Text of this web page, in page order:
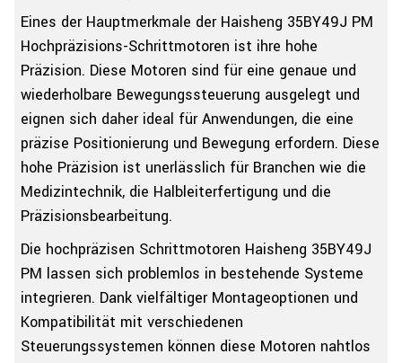
Eines der Hauptmerkmale der Haisheng 35BY49J PM
Hochpräzisions-Schrittmotoren ist ihre hohe
Präzision. Diese Motoren sind für eine genaue und
wiederholbare Bewegungssteuerung ausgelegt und
eignen sich daher ideal für Anwendungen, die eine
präzise Positionierung und Bewegung erfordern. Diese
hohe Präzision ist unerlässlich für Branchen wie die
Medizintechnik, die Halbleiterfertigung und die
Präzisionsbearbeitung.
Die hochpräzisen Schrittmotoren Haisheng 35BY49J
PM lassen sich problemlos in bestehende Systeme
integrieren. Dank vielfältiger Montageoptionen und
Kompatibilität mit verschiedenen
Steuerungssystemen können diese Motoren nahtlos